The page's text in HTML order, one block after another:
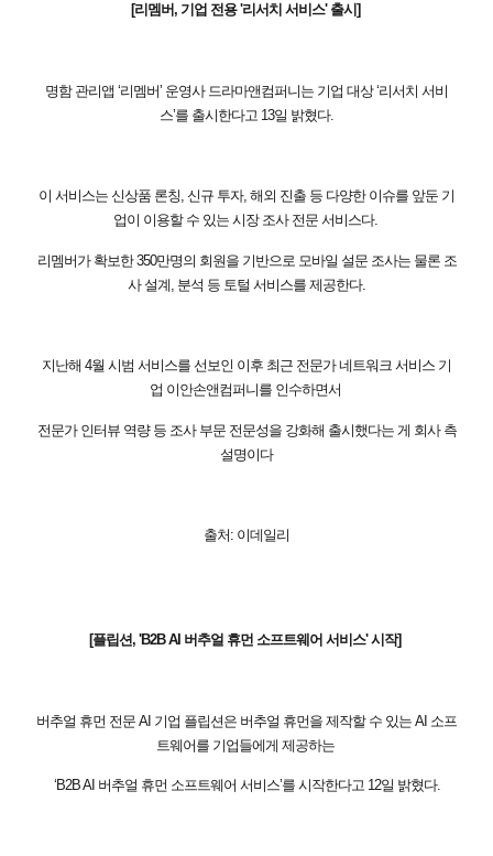
[리멤버, 기업 전용 '리서치 서비스' 출시]
명함 관리앱 ‘리멤버’ 운영사 드라마앤컴퍼니는 기업 대상 ‘리서치 서비
스’를 출시한다고 13일 밝혔다.
이 서비스는 신상품 론칭, 신규 투자, 해외 진출 등 다양한 이슈를 앞둔 기
업이 이용할 수 있는 시장 조사 전문 서비스다.
리멤버가 확보한 350만명의 회원을 기반으로 모바일 설문 조사는 물론 조
사 설계, 분석 등 토털 서비스를 제공한다.
지난해 4월 시범 서비스를 선보인 이후 최근 전문가 네트워크 서비스 기
업 이안손앤컴퍼니를 인수하면서
전문가 인터뷰 역량 등 조사 부문 전문성을 강화해 출시했다는 게 회사 측
설명이다
출처: 이데일리
[플립션, 'B2B AI 버추얼 휴먼 소프트웨어 서비스' 시작]
버추얼 휴먼 전문 AI 기업 플립션은 버추얼 휴먼을 제작할 수 있는 AI 소프
트웨어를 기업들에게 제공하는
‘B2B AI 버추얼 휴먼 소프트웨어 서비스’를 시작한다고 12일 밝혔다.